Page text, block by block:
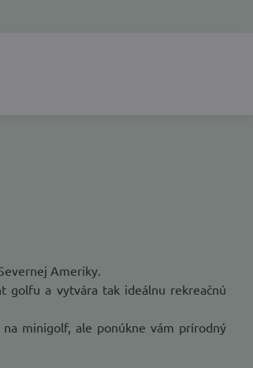
Ameriky.
golfu a vytvára tak ideálnu rekreačnú
minigolf, ale ponúkne vám prírodný